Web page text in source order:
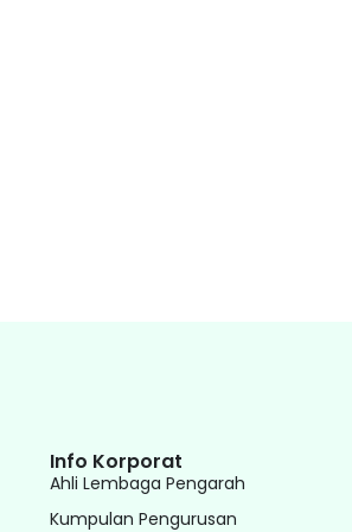
Info Korporat
Ahli Lembaga Pengarah
Kumpulan Pengurusan